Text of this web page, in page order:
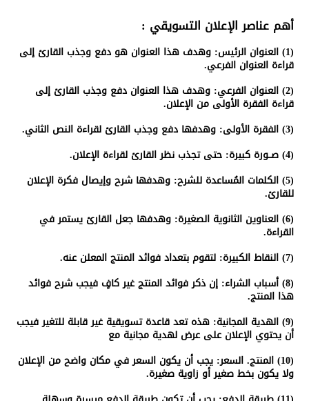
أهم عناصرالإعلان التسويقي :
(1) العنوان الرئيس: وهدف هذا العنوان هو دفع وجذب القارئ إلى
قراءة العنوان الفرعي.
(2)
العنوان الفرعي: وهدف هذا العنوان دفع وجذب القارئ إلى
قراءة الفقرة الأولى منالإعلان.
(3)
الفقرة الأولى: وهدفها دفع وجذب القارئ لقراءة النص الثاني.
(4)
صــورة كبيرة: حتى تجذب نظر القارئ لقراءةالإعلان.
(5)
الكلمات المُساعدة للشرح: وهدفها شرح وإيصال فكرةالإعلان
للقارئ.
(6)
العناوين الثانوية الصغيرة: وهدفها جعل القارئ يستمر في
القراءة.
(7)
النقاط الكبيرة: لتقوم بتعداد فوائدالمنتج المعلنعنه.
(8)
أسباب الشراء: إن ذكر فوائدالمنتجغير كافٍ فيجب شرح فوائد
هذاالمنتج.
(9)
الهدية المجانية: هذه تعدقاعدة تسويقيةغير قابلة للتغير فيجب
أن يحتويالإعلانعلى عرض لهدية مجانية مع
(10)
المنتج. السعر: يجب أن يكون السعر في مكان واضح منالإعلان
ولا يكون بخط صغير أو زاوية صغيرة.